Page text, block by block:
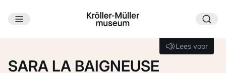
Ga naar hoofdinhoud
Lees voor
Lees voor
SARA LA BAIGNEUSE